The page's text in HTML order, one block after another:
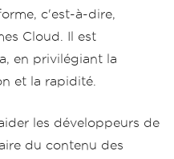
c'est-à-dire,
Cloud. Il est
en privilégiant la
et la rapidité.
les développeurs de
du contenu des